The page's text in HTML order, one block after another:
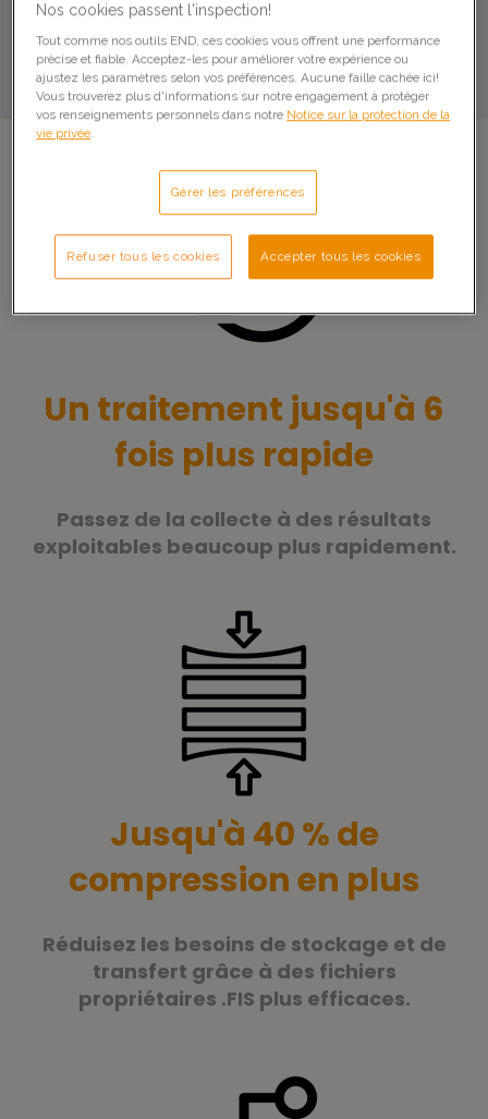
Un traitement jusqu'à 6
fois plus rapide
Passez de la collecte à des résultats
exploitables beaucoup plus rapidement.
Jusqu'à 40 % de
compression en plus
Réduisez les besoins de stockage et de
transfert grâce à des fichiers
propriétaires .FIS plus efficaces.
Nos cookies passent l'inspection!
Tout comme nos outils END, ces cookies vous offrent une performance
précise et fiable. Acceptez-les pour améliorer votre expérience ou
ajustez les paramètres selon vos préférences. Aucune faille cachée ici!
Vous trouverez plus d'informations sur notre engagement à protéger
vos renseignements personnels dans notre Notice sur la protection de la
vie privée.
Gérer les préférences
Refuser tous les cookies Accepter tous les cookies